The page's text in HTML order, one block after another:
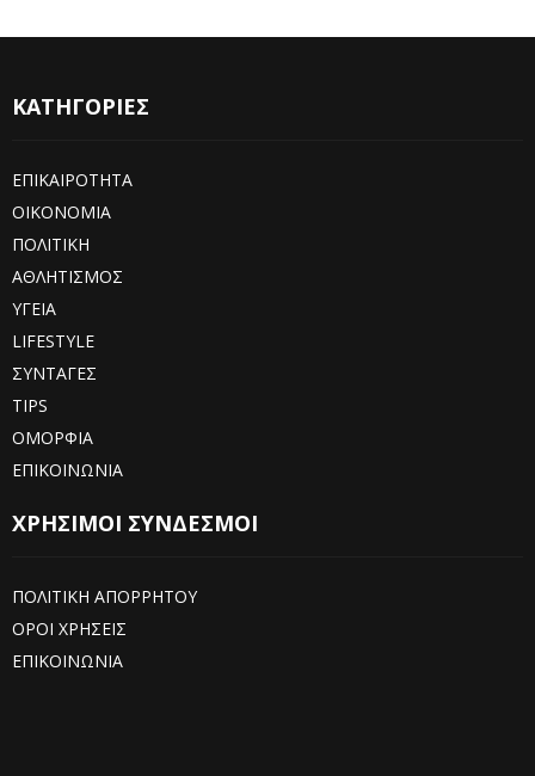
ΚΑΤΗΓΟΡΙΕΣ
ΕΠΙΚΑΙΡΟΤΗΤΑ
ΟΙΚΟΝΟΜΙΑ
ΠΟΛΙΤΙΚΗ
ΑΘΛΗΤΙΣΜΟΣ
ΥΓΕΙΑ
LIFESTYLE
ΣΥΝΤΑΓΕΣ
TIPS
ΟΜΟΡΦΙΑ
ΕΠΙΚΟΙΝΩΝΙΑ
ΧΡΗΣΙΜΟΙ ΣΥΝΔΕΣΜΟΙ
ΠΟΛΙΤΙΚΗ ΑΠΟΡΡΗΤΟΥ
ΟΡΟΙ ΧΡΗΣΕΙΣ
ΕΠΙΚΟΙΝΩΝΙΑ